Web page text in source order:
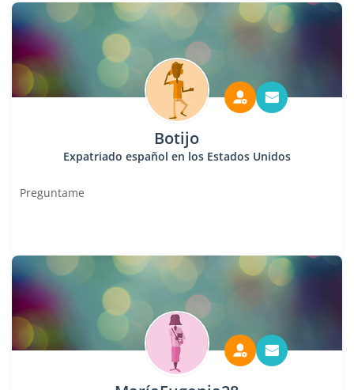
Botijo
Expatriado español en los Estados Unidos
Preguntame